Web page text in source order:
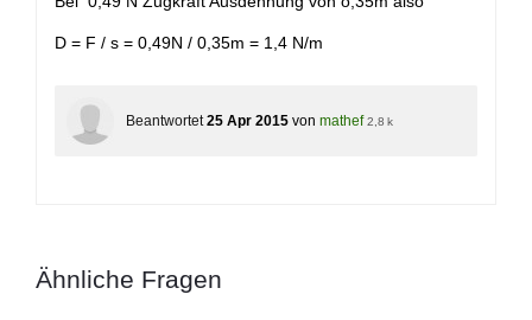
D = F / s = 0,49N / 0,35m = 1,4 N/m
Beantwortet 25 Apr 2015 von mathef 2,8 k
Ähnliche Fragen